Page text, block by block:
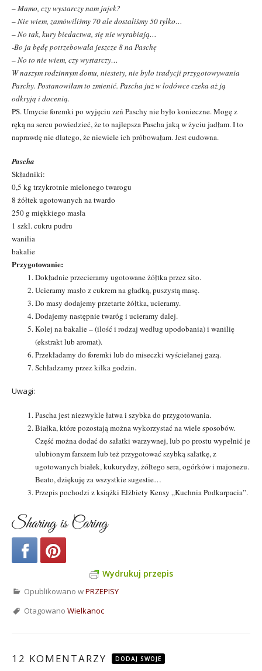
– Mamo, czy wystarczy nam jajek?
– Nie wiem, zamówiliśmy 70 ale dostaliśmy 50 tylko…
– No tak, kury biedactwa, się nie wyrabiają…
-Bo ja będę potrzebowała jeszcze 8 na Paschę
– No to nie wiem, czy wystarczy…
W naszym rodzinnym domu, niestety, nie było tradycji przygotowywania
Paschy. Postanowiłam to zmienić. Pascha już w lodówce czeka aż ją
odkryją i docenią.
PS. Umycie foremki po wyjęciu zeń Paschy nie było konieczne. Mogę z
ręką na sercu powiedzieć, że to najlepsza Pascha jaką w życiu jadłam. I to
naprawdę nie dlatego, że niewiele ich próbowałam. Jest cudowna.
Pascha
Składniki:
0,5 kg trzykrotnie mielonego twarogu
8 żółtek ugotowanych na twardo
250 g miękkiego masła
1 szkl. cukru pudru
wanilia
bakalie
Przygotowanie:
Dokładnie przecieramy ugotowane żółtka przez sito.
Ucieramy masło z cukrem na gładką, puszystą masę.
Do masy dodajemy przetarte żółtka, ucieramy.
Dodajemy następnie twaróg i ucieramy dalej.
Kolej na bakalie – (ilość i rodzaj według upodobania) i wanilię
(ekstrakt lub aromat).
Przekładamy do foremki lub do miseczki wyściełanej gazą.
Schładzamy przez kilka godzin.
Uwagi:
Pascha jest niezwykle łatwa i szybka do przygotowania.
Białka, które pozostają można wykorzystać na wiele sposobów.
Część można dodać do sałatki warzywnej, lub po prostu wypełnić je
ulubionym farszem lub też przygotować szybką sałatkę, z
ugotowanych białek, kukurydzy, żółtego sera, ogórków i majonezu.
Beato, dziękuję za wszystkie sugestie…
Przepis pochodzi z książki Elżbiety Kensy „Kuchnia Podkarpacia”.
Sharing is Caring
Wydrukuj przepis
Opublikowano wPRZEPISY
Otagowano Wielkanoc
12 KOMENTARZY DODAJ SWOJE